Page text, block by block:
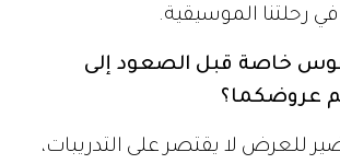
رحلتنا الموسيقية.
خاصة قبل الصعود إلى
عروضكما؟
للعرض لا يقتصر على التدريبات،